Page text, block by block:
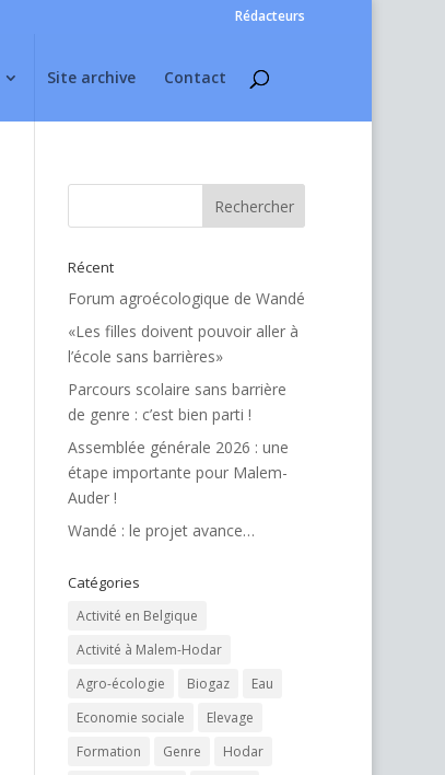
Rédacteurs
Site archive Contact
Récent
Forum agroécologique de Wandé
«Les filles doivent pouvoir aller à
l’école sans barrières»
Parcours scolaire sans barrière
de genre : c’est bien parti !
Assemblée générale 2026 : une
étape importante pour Malem-
Auder !
Wandé : le projet avance…
Catégories
Activité en Belgique
Activité à Malem-Hodar
Agro-écologie
Biogaz
Eau
Economie sociale
Elevage
Formation
Genre
Hodar